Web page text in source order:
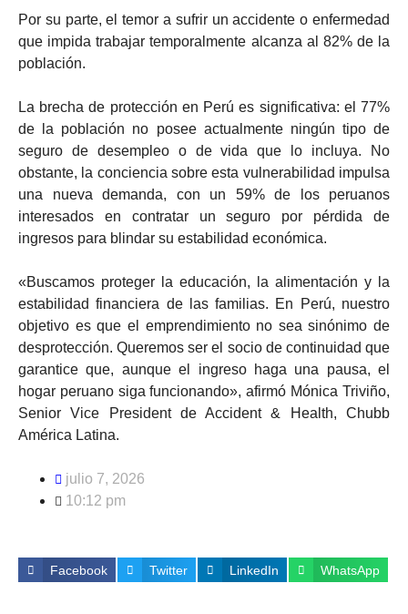
Por su parte, el temor a sufrir un accidente o enfermedad
que impida trabajar temporalmente alcanza al 82% de la
población.
La brecha de protección en Perú es significativa: el 77%
de la población no posee actualmente ningún tipo de
seguro de desempleo o de vida que lo incluya. No
obstante, la conciencia sobre esta vulnerabilidad impulsa
una nueva demanda, con un 59% de los peruanos
interesados en contratar un seguro por pérdida de
ingresos para blindar su estabilidad económica.
«Buscamos proteger la educación, la alimentación y la
estabilidad financiera de las familias. En Perú, nuestro
objetivo es que el emprendimiento no sea sinónimo de
desprotección. Queremos ser el socio de continuidad que
garantice que, aunque el ingreso haga una pausa, el
hogar peruano siga funcionando», afirmó Mónica Triviño,
Senior Vice President de Accident & Health, Chubb
América Latina.
julio 7, 2026
10:12 pm
Facebook Twitter LinkedIn WhatsApp